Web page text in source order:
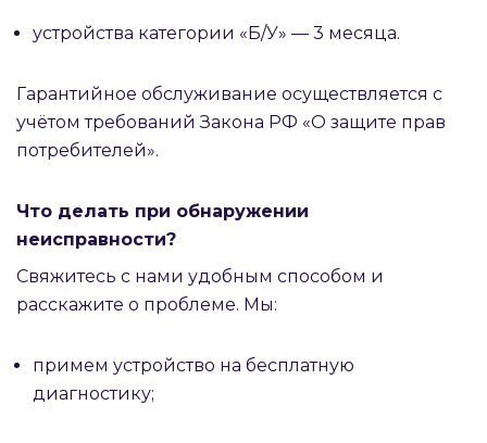
устройства категории «Б/У» — 3 месяца.
Гарантийное обслуживание осуществляется с
учётом требований Закона РФ «О защите прав
потребителей».
Что делать при обнаружении
неисправности?
Свяжитесь с нами удобным способом и
расскажите о проблеме. Мы:
примем устройство на бесплатную
диагностику;